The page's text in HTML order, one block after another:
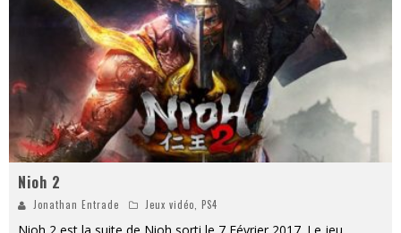
« Dr Wertham / L’homme qui étudia les tueurs en série » - Un Métier à Risque !
Assassin's Creed Black Flag Resynced
« Le Vent dand les Saules » - Une Belle Histoire !
« Damn Them All » - Un duo de Choc !
Yoshi and the mysterious book
Nioh 2
Jonathan Entrade Jeux vidéo, PS4